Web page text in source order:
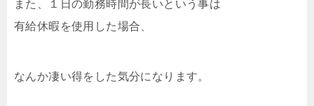
また、１日の勤務時間が長いという事は
有給休暇を使用した場合、
なんか凄い得をした気分になります。